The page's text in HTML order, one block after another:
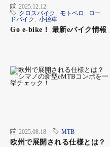
いに走り切ったぞ。満足感に包
距離は134.5km。バッテリーの残
リングへの認識が変わる
で、レンタサイクルもある
2025.12.12
クロスバイク
モトベロ
ロー
ドバイク
小径車
Go e-bike！ 最新eバイク情報
2025.08.18 MTB
欧州で展開される仕様とは？